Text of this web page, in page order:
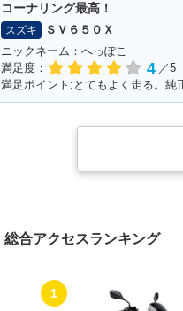
コーナリング最高！
スズキ
ＳＶ６５０Ｘ
ニックネーム：へっぽこ
満足度：
4 ／5
総合アクセスランキング
1